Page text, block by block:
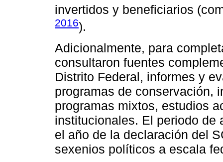
invertidos y beneficiarios
2016).
Adicionalmente, para
consultaron fuentes
Distrito Federal, informes y
programas de conservación,
programas mixtos, estudios
institucionales. El periodo de
el año de la declaración del
sexenios políticos a escala